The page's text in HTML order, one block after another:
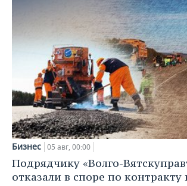
Бизнес 05 авг, 00:00
Подрядчику «Волго-
отказали в споре по контракту